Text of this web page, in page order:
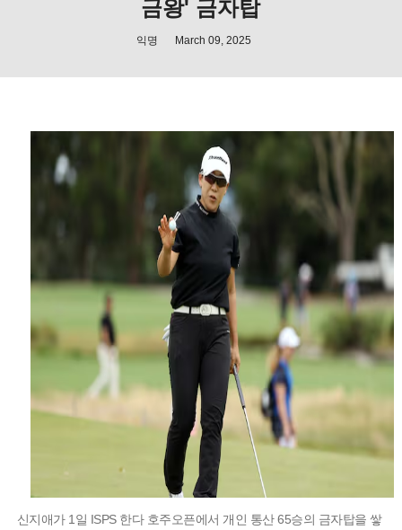
금왕' 금자탑
익명 March 09, 2025
신지애가 1일 ISPS 한다 호주오픈에서 개인 통산 65승의 금자탑을 쌓